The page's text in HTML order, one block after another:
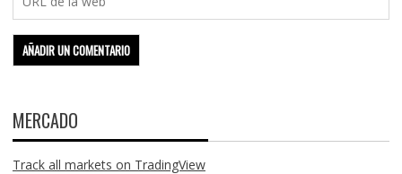
MERCADO
Track all markets on TradingView